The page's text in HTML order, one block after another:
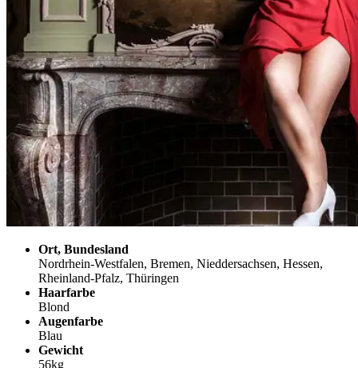
Ort, Bundesland
Nordrhein-Westfalen, Bremen, Nieddersachsen, Hessen,
Rheinland-Pfalz, Thüringen
Haarfarbe
Blond
Augenfarbe
Blau
Gewicht
56kg